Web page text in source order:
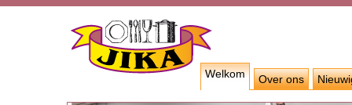
Welkom Over ons